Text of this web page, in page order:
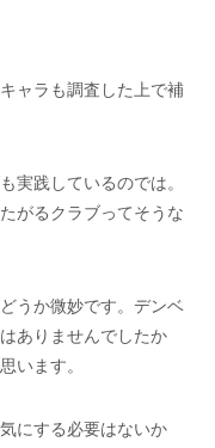
ャラも調査した上で補
実践しているのでは。
がるクラブってそうな
うか微妙です。デンベ
ありませんでしたか
います。
にする必要はないか